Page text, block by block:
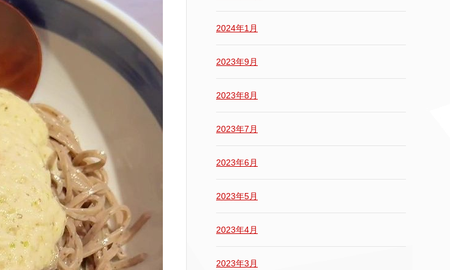
2024年1月
2023年9月
2023年8月
2023年7月
2023年6月
2023年5月
2023年4月
2023年3月